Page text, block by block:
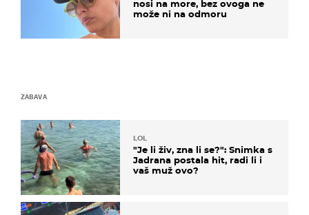
nosi na more, bez ovoga ne
može ni na odmoru
ZABAVA
LOL
"Je li živ, zna li se?": Snimka s
Jadrana postala hit, radi li i
vaš muž ovo?